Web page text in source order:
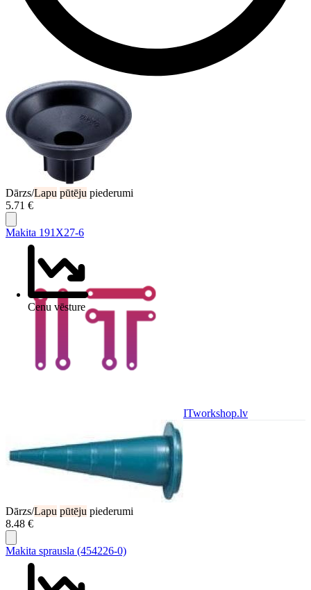
Dārzs/Lapu pūtēju piederumi
5.71 €
Cenu vēsture
Makita 191X27-6
ITworkshop.lv
Dārzs/Lapu pūtēju piederumi
8.48 €
Makita sprausla (454226-0)